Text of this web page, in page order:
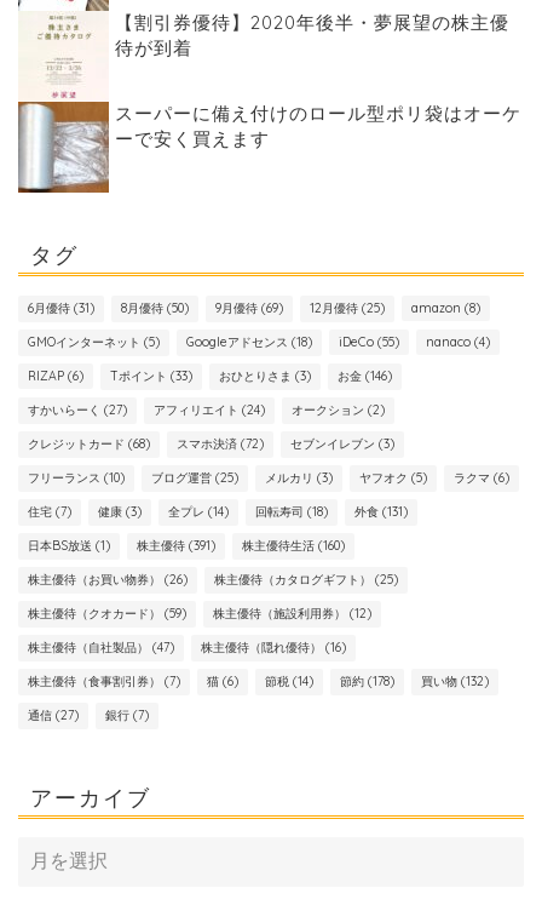
【割引券優待】2020年後半・夢展望の株主優
待が到着
スーパーに備え付けのロール型ポリ袋はオーケ
ーで安く買えます
タグ
6月優待 (31) 8月優待 (50) 9月優待 (69) 12月優待 (25) amazon (8)
GMOインターネット (5) Googleアドセンス (18) iDeCo (55) nanaco (4)
RIZAP (6) Tポイント (33) おひとりさま (3) お金 (146)
すかいらーく (27) アフィリエイト (24) オークション (2)
クレジットカード (68) スマホ決済 (72) セブンイレブン (3)
フリーランス (10) ブログ運営 (25) メルカリ (3) ヤフオク (5) ラクマ (6)
住宅 (7) 健康 (3) 全プレ (14) 回転寿司 (18) 外食 (131)
日本BS放送 (1) 株主優待 (391) 株主優待生活 (160)
株主優待（お買い物券） (26) 株主優待（カタログギフト） (25)
株主優待（クオカード） (59) 株主優待（施設利用券） (12)
株主優待（自社製品） (47) 株主優待（隠れ優待） (16)
株主優待（食事割引券） (7) 猫 (6) 節税 (14) 節約 (178) 買い物 (132)
通信 (27) 銀行 (7)
アーカイブ